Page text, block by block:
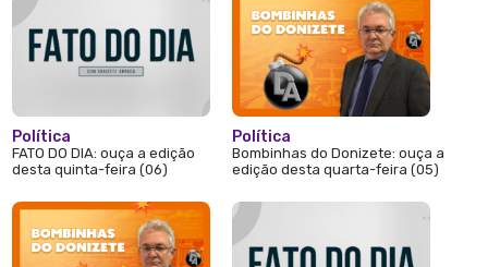
Política
FATO DO DIA: ouça a edição
desta quinta-feira (06)
Política
Bombinhas do Donizete: ouça a
edição desta quarta-feira (05)